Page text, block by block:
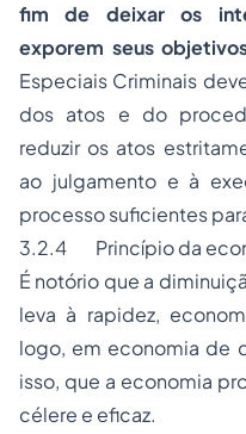
fim de deixar os
exporem seus
Especiais Criminais
dos atos e do
reduzir os atos
ao julgamento e à
processo suficientes
3.2.4 Princípio da
É notório que a
leva à rapidez,
logo, em economia de
isso, que a economia
célere e eficaz.